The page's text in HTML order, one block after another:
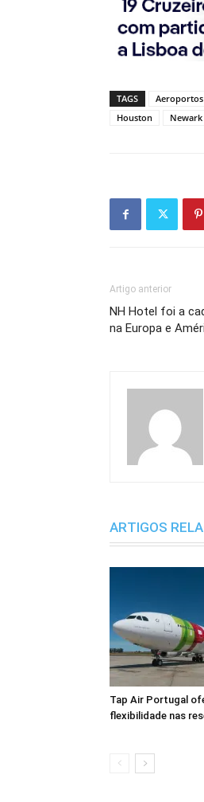
TAGS Aeroportos
Houston
Newark
Artigo anterior
NH Hotel foi a
na Europa e
ARTIGOS
Tap Air Portugal
flexibilidade nas